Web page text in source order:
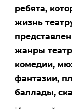
ребята,
жизнь
жанры
комедии,
фантазии,
баллады,